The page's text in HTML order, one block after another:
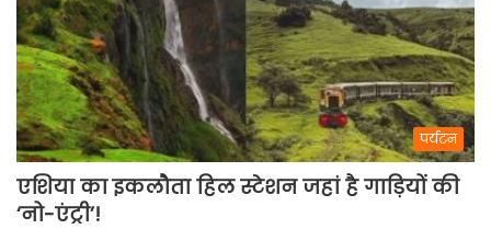
पर्यटन
एशिया का इकलौता हिल स्टेशन जहां है गाड़ियों की
‘नो-एंट्री’!